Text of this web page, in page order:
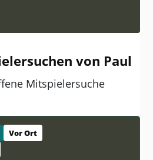
von Paul
Mitspielersuche
Vor Ort